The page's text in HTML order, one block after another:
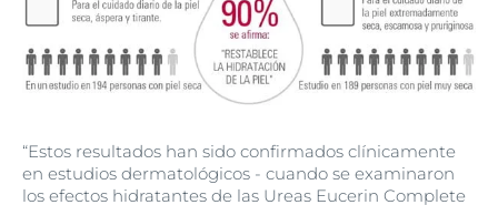
“Estos resultados han sido confirmados clínicamente
en estudios dermatológicos - cuando se examinaron
los efectos hidratantes de las Ureas Eucerin Complete